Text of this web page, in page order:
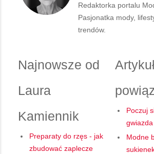
Redaktorka portalu
Pasjonatka mody,
trendów.
Najnowsze od
Laura
Kamiennik
Preparaty do rzęs - jak
zbudować zaplecze
Poczuj
gwiazda
Modne